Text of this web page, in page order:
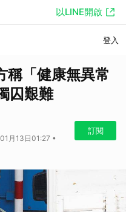
以LINE開啟
登入
稱「健康無異常
囚艱難
月13日01:27 •
訂閱